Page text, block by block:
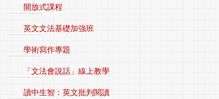
開放式課程
英文文法基礎加強班
學術寫作專題
「文法會說話」線上教學
讀中生智：英文批判閱讀